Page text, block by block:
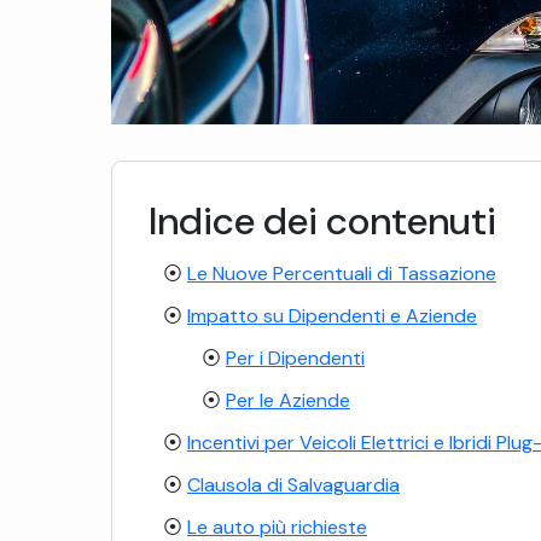
Indice dei contenuti
Le Nuove Percentuali di Tassazione
Impatto su Dipendenti e Aziende
Per i Dipendenti
Per le Aziende
Incentivi per Veicoli Elettrici e Ibridi
Clausola di Salvaguardia
Le auto più richieste